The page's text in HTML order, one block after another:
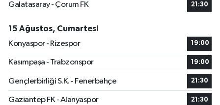
Galatasaray - Çorum FK
21:30
15 Ağustos, Cumartesi
Konyaspor - Rizespor
19:00
Kasımpaşa - Trabzonspor 19:00
Gençlerbirliği S.K. - Fenerbahçe 21:30
Gaziantep FK - Alanyaspor 21:30